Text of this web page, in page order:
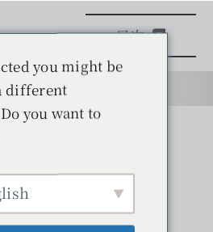
目次
読みもの
目的
you might be
different
you want to